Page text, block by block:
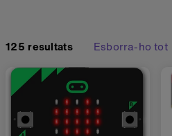
125 resultats Esborra-ho tot